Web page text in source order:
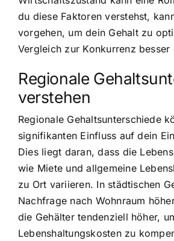
du diese Faktoren verstehst,
vorgehen, um dein Gehalt zu
Vergleich zur Konkurrenz besser
Regionale
verstehen
Regionale Gehaltsunterschiede
signifikanten Einfluss auf dein
Dies liegt daran, dass die
wie Miete und allgemeine
zu Ort variieren. In städtischen
Nachfrage nach Wohnraum
die Gehälter tendenziell höher,
Lebenshaltungskosten zu